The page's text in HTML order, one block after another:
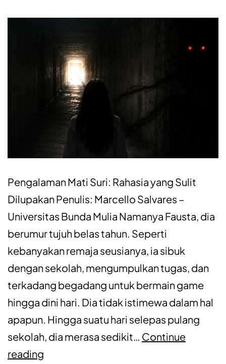
Pengalaman Mati Suri: Rahasia yang Sulit
Dilupakan Penulis: Marcello Salvares –
Universitas Bunda Mulia Namanya Fausta, dia
berumur tujuh belas tahun. Seperti
kebanyakan remaja seusianya, ia sibuk
dengan sekolah, mengumpulkan tugas, dan
terkadang begadang untuk bermain game
hingga dini hari. Dia tidak istimewa dalam hal
apapun. Hingga suatu hari selepas pulang
sekolah, dia merasa sedikit… Continue
reading